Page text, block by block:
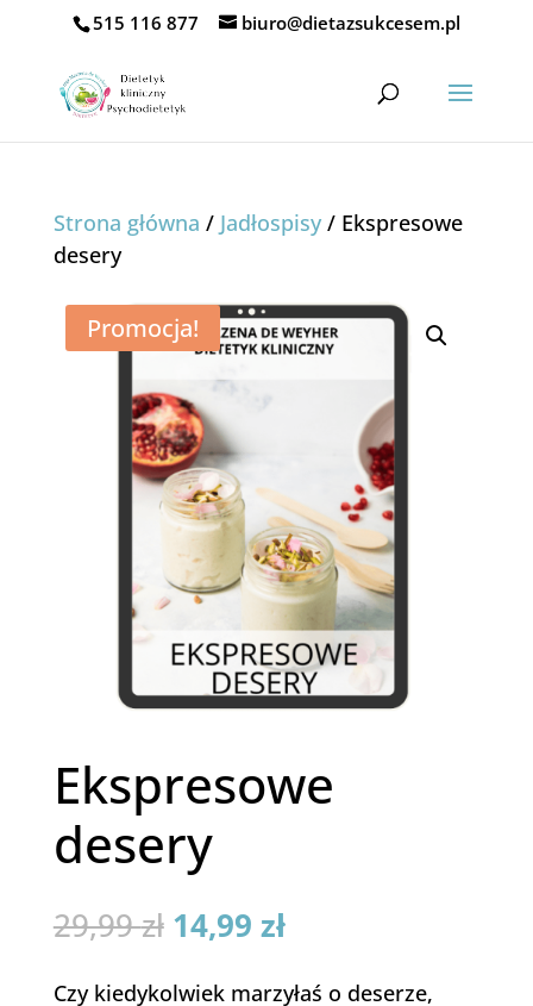
515 116 877 biuro@dietazsukcesem.pl
Strona główna / Jadłospisy/ Ekspresowe
desery
Promocja!
Ekspresowe
desery
29,99zł Pierwotna
wynosiła:
14,99 złAktualna
wynosi:
Czy kiedykolwiek marzyłaś o deserze,